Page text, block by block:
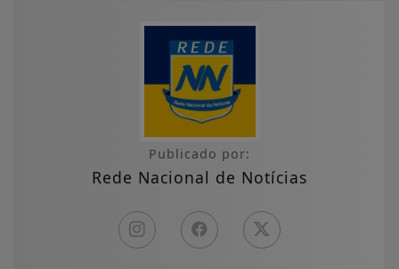
Publicado por:
Rede Nacional de Notícias